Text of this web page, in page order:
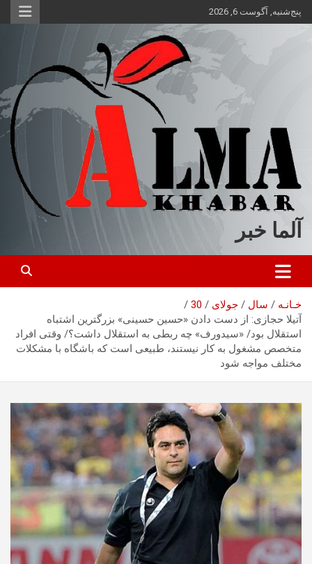
محتوا
پنج‌شنبه, آگوست 6, 2026
آلما خبر
خـانـه سال جولای
30
آتیلا حجازی: از دست دادن «حسین حسینی» بزرگترین اشتباه
استقلال بود/ «سیدورف» چه ربطی به استقلال داشت؟/ وقتی افراد
متخصص مشغول به کار نیستند، طبیعی است که باشگاه با مشکلات
مختلف مواجه شود